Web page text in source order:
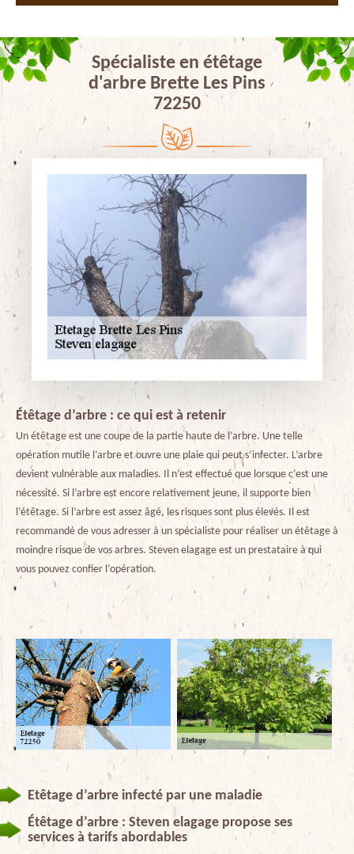
Spécialiste en étêtage
d'arbre Brette Les Pins
72250
Étêtage d’arbre : ce qui est à retenir
Un étêtage est une coupe de la partie haute de l’arbre. Une telle
opération mutile l’arbre et ouvre une plaie qui peut s’infecter. L’arbre
devient vulnérable aux maladies. Il n’est effectué que lorsque c’est une
nécessité. Si l’arbre est encore relativement jeune, il supporte bien
l’étêtage. Si l’arbre est assez âgé, les risques sont plus élevés. Il est
recommandé de vous adresser à un spécialiste pour réaliser un étêtage à
moindre risque de vos arbres. Steven elagage est un prestataire à qui
vous pouvez confier l’opération.
Etêtage d’arbre infecté par une maladie
Étêtage d’arbre : Steven elagage propose ses
services à tarifs abordables